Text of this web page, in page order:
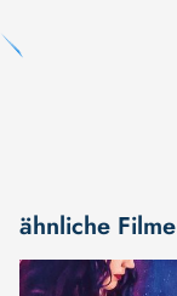
ähnliche Filme